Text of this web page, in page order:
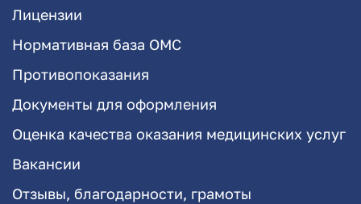
Лицензии
Нормативная база ОМС
Противопоказания
Документы для оформления
Оценка качества оказания медицинских услуг
Вакансии
Отзывы, благодарности, грамоты